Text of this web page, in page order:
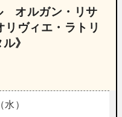
オルガン・リサ
ヴィエ・ラトリ
》
）